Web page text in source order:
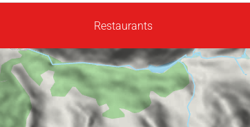
Restaurants